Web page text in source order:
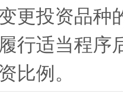
更投资品种
履行适当程序
比例。